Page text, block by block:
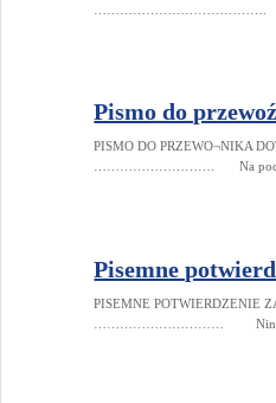
………………………………….
Pismo do
PISMO DO
………………………. Na podstawie
Pisemne
PISEMNE
………………………… Niniejszym